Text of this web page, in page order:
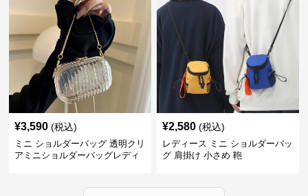
¥3,590 (税込)
ミニ ショルダーバッグ 透明クリ
アミニショルダーバッグレディ
¥2,580 (税込)
レディース ミニ ショルダーバッ
グ 肩掛け 小さめ 鞄